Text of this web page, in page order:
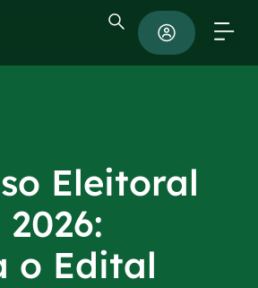
Eleitoral
2026:
o Edital